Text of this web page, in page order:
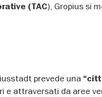
(TAC), Gropius si
prevede una
e attraversati da aree